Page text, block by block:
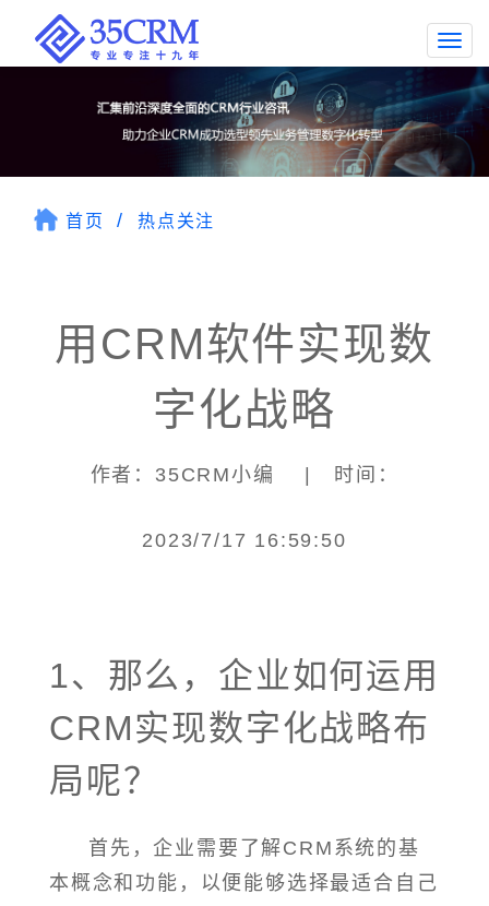
首页 热点关注
用CRM软件实现数
字化战略
作者：35CRM小编 | 时间：
2023/7/17 16:59:50
1、那么，企业如何运用
CRM实现数字化战略布
局呢？
首先，企业需要了解CRM系统的基
本概念和功能，以便能够选择最适合自己